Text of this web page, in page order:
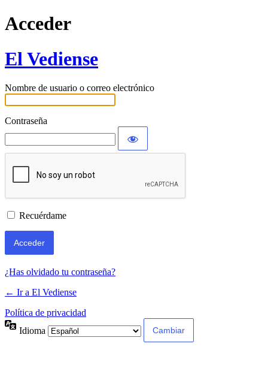
Acceder
El Vediense
Nombre de usuario o correo electrónico
Contraseña
Recuérdame
¿Has olvidado tu contraseña?
← Ir a El Vediense
Política de privacidad
Idioma